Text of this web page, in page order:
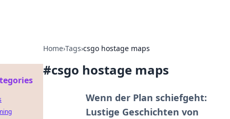
Home›Tags›csgo hostage maps
#csgo hostage maps
Wenn der Plan schiefgeht:
Lustige Geschichten von